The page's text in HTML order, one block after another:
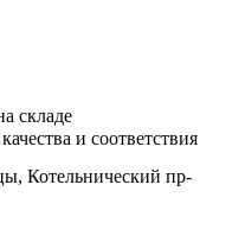
складе
и соответствия
Котельнический пр-